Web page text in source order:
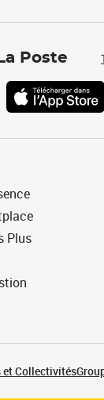
Poste
Plus
et Collectivités